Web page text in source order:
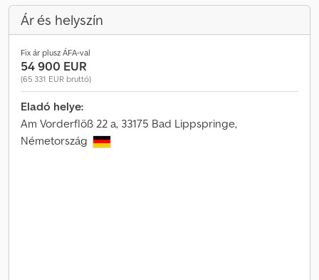
Ár és helyszín
Fix ár plusz ÁFA-val
54 900 EUR
(65 331 EUR bruttó)
Eladó helye:
Am Vorderflöß 22 a, 33175 Bad Lippspringe,
Németország